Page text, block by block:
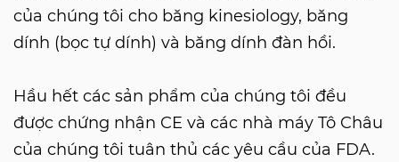
của chúng tôi cho băng kinesiology, băng
dính (bọc tự dính) và băng dính đàn hồi.
Hầu hết các sản phẩm của chúng tôi đều
được chứng nhận CE và các nhà máy Tô Châu
của chúng tôi tuân thủ các yêu cầu của FDA.